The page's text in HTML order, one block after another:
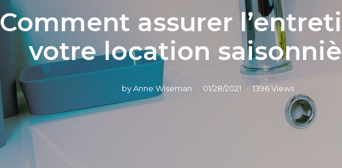
Comment assurer
votre location
byAnne Wiseman 01/28/2021 1396 Views